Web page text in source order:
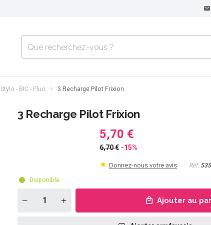
Stylo - BIC - Fluo 3 Recharge Pilot Frixion
3 Recharge Pilot Frixion
5,70 €
6,70 € -15%
Donnez-nous votre avis Réf:
Disponible
Ajouter au